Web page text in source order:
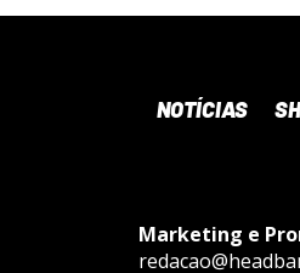
NOTÍCIAS
Marketing e